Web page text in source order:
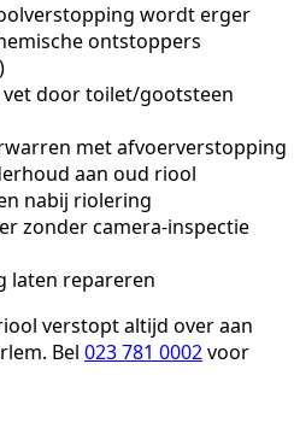
wordt erger
ontstoppers
door toilet/gootsteen
met afvoerverstopping
aan oud riool
nabij riolering
zonder camera-inspectie
laten repareren
verstopt altijd over aan
Bel 023 781 0002voor